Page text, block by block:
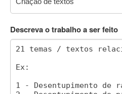
Descreva o trabalho a ser feito